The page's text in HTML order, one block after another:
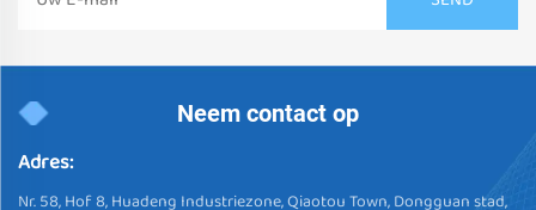
Neem contact op
Adres:
Nr. 58, Hof 8, Huadeng Industriezone, Qiaotou Town, Dongguan stad,